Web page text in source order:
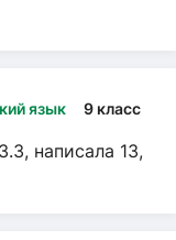
язык 9 класс
написала 13,